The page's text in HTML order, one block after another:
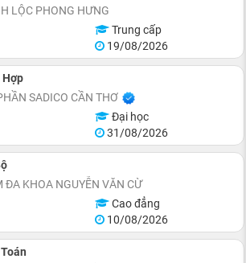
LỘC PHONG HƯNG
Trung cấp
19/08/2026
Hợp
SADICO CẦN THƠ
Đại học
31/08/2026
ĐA KHOA NGUYỄN VĂN CỪ
Cao đẳng
10/08/2026